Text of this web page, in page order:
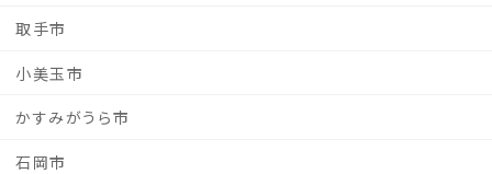
取手市
小美玉市
かすみがうら市
石岡市